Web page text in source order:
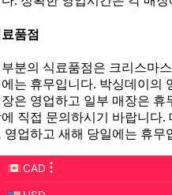
품점
분의 식료품점은 크리스마
는 휴무입니다. 박싱데이의
은 영업하고 일부 매장은 휴
직접 문의하시기 바랍니다.
영업하고 새해 당일에는 휴무